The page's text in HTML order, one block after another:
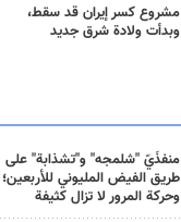
مشروع كسر إيران قد سقط،
وبدأت ولادة شرق جديد
منفذَيّ "شلمجه" و"تشذابة" على
طريق الفيض المليوني للأربعين؛
وحركة المرور لا تزال كثيفة